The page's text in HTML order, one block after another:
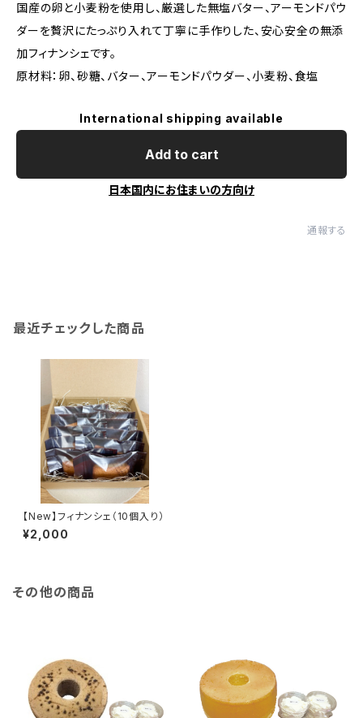
国産の卵と小麦粉を使用し、厳選した無塩バター、アーモンドパウ
ダーを贅沢にたっぷり入れて丁寧に手作りした、安心安全の無添
加フィナンシェです。
原材料：卵、砂糖、バター、アーモンドパウダー、小麦粉、食塩
International shipping available
Add to cart
日本国内にお住まいの方向け
通報する
最近チェックした商品
【New】フィナンシェ（10個入り）
¥2,000
その他の商品